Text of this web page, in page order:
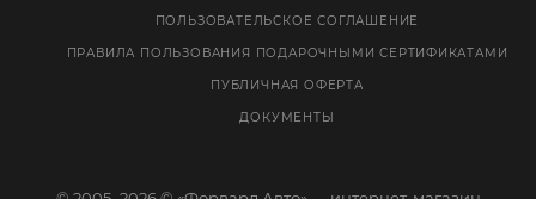
ПОЛЬЗОВАТЕЛЬСКОЕ СОГЛАШЕНИЕ
ПРАВИЛА ПОЛЬЗОВАНИЯ ПОДАРОЧНЫМИ СЕРТИФИКАТАМИ
ПУБЛИЧНАЯ ОФЕРТА
ДОКУМЕНТЫ